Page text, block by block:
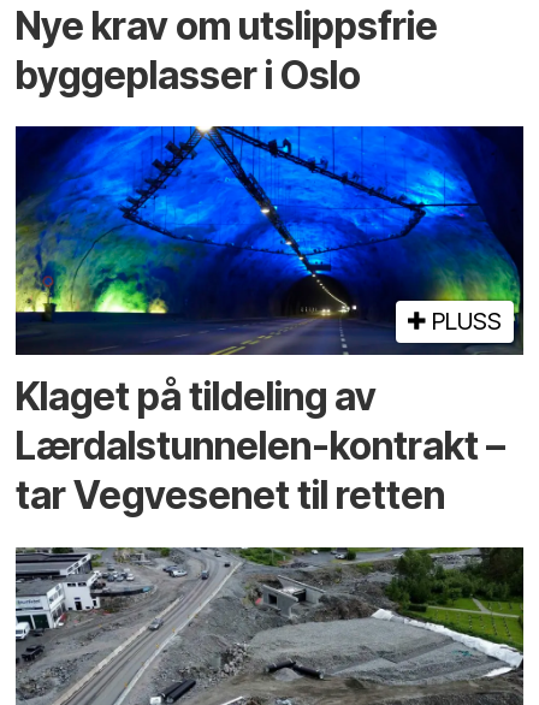
Nye krav om utslippsfrie
byggeplasser i Oslo
PLUSS
Klaget på tildeling av
Lærdalstunnelen-kontrakt –
tar Vegvesenet til retten